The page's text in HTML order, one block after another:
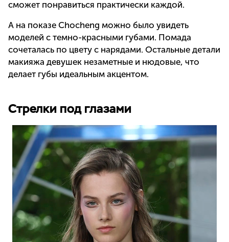
сможет понравиться практически каждой.
А на показе Chocheng можно было увидеть
моделей с темно-красными губами. Помада
сочеталась по цвету с нарядами. Остальные детали
макияжа девушек незаметные и нюдовые, что
делает губы идеальным акцентом.
Стрелки под глазами